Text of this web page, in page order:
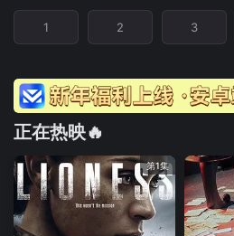
1 2 3
正在热映🔥
第1集